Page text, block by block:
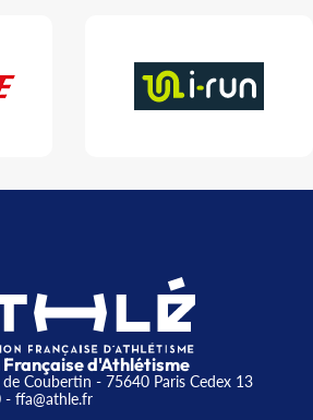
d'Athlétisme
Coubertin - 75640 Paris Cedex 13
- ffa@athle.fr